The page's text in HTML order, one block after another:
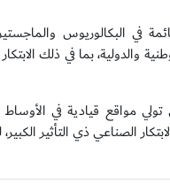
في البكالوريوس
بما في ذلك الابتكار
مواقع قيادية في
الصناعي ذي التأثير